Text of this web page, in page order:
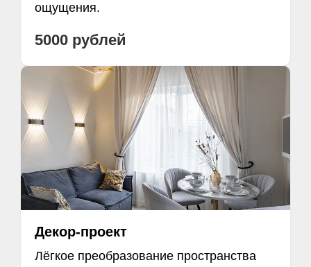
ощущения.
5000 рублей
Декор-проект
Лёгкое преобразование пространства